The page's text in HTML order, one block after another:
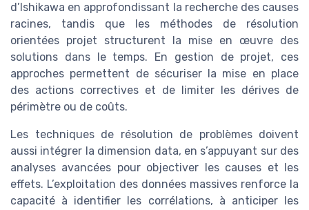
d’Ishikawa en approfondissant la recherche des causes
racines, tandis que les méthodes de résolution
orientées projet structurent la mise en œuvre des
solutions dans le temps. En gestion de projet, ces
approches permettent de sécuriser la mise en place
des actions correctives et de limiter les dérives de
périmètre ou de coûts.
Les techniques de résolution de problèmes doivent
aussi intégrer la dimension data, en s’appuyant sur des
analyses avancées pour objectiver les causes et les
effets. L’exploitation des données massives renforce la
capacité à identifier les corrélations, à anticiper les